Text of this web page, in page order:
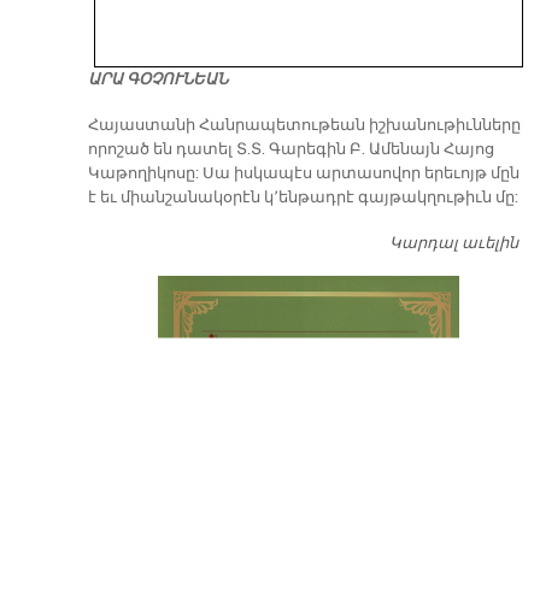
ԱՐԱ ԳՕՉՈՒՆԵԱՆ
​Հայաստանի Հանրապետութեան իշխանութիւնները
որոշած են դատել Տ.Տ. Գարեգին Բ. Ամենայն Հայոց
Կաթողիկոսը: Սա իսկապէս արտասովոր երեւոյթ մըն
է եւ միանշանակօրէն կ՚ենթադրէ գայթակղութիւն մը:
Կարդալ աւելին